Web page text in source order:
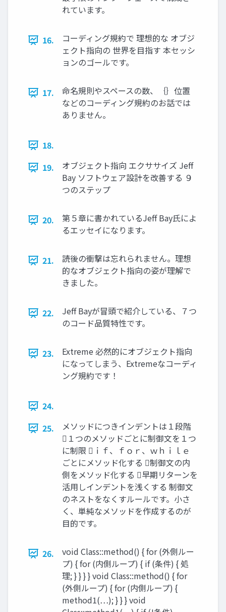
れています。
16.
コーディング規約で 理想的な オブジ
ェクト指向の 世界を目指す 本セッシ
ョンのゴールです。
17.
命名規則やスペースの数、｛｝位置
などのコーディング規約のお話では
ありません。
18.
19.
オブジェクト指向 エクササイズ Jeff
Bay ソフトウェア設計を改善する ９
つのステップ
20.
第５章に書かれているJeff Bay氏によ
るエッセイになります。
21.
読後の衝撃は忘れられません。理想
的なオブジェクト指向の姿が理解で
きました。
22.
Jeff Bayが冒頭で紹介している、７つ
のコード品質特性です。
23.
Extreme 必然的にオブジェクト指向
になってしまう、Extremeなコーディ
ング規約です！
24.
25.
メソッドにつきインデントは１段階
１つのメソッドごとに制御文を１つ
に制限 ｉｆ、ｆｏｒ、ｗｈｉｌｅ
ごとにメソッド化する 制御文の内
側をメソッド化する 早期リターンを
活用しインデントを浅くする 制御文
のネストをなくすルールです。小さ
く、単純なメソッドを作成するのが
目的です。
26.
void Class::method() { for (外側ルー
プ) { for (内側ループ) { if (条件) { 処
理; } } } } void Class::method() { for
(外側ループ) { for (内側ループ) {
method1(…); } } } void